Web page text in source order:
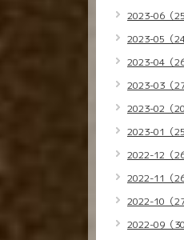
2023-06（25
2023-05（24
2023-04（26
2023-03（27
2023-02（20
2023-01（25
2022-12（26
2022-11（26
2022-10（27
2022-09（30